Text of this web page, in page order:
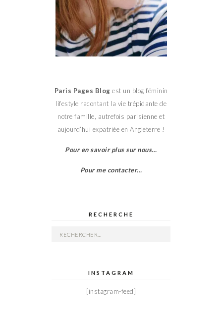
Paris Pages Blog est un blog féminin
lifestyle racontant la vie trépidante de
notre famille, autrefois parisienne et
aujourd’hui expatriée en Angleterre !
Pour en savoir plus sur nous…
Pour me contacter…
RECHERCHE
Rechercher :
INSTAGRAM
[instagram-feed]